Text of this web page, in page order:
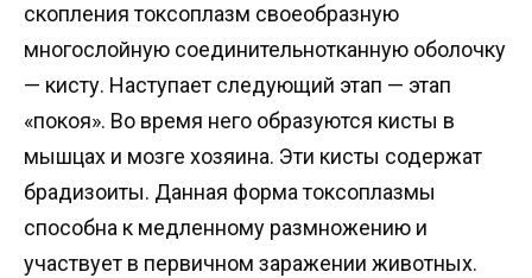
скопления токсоплазм своеобразную
многослойную соединительнотканную оболочку
— кисту. Наступает следующий этап — этап
«покоя». Во время него образуются кисты в
мышцах и мозге хозяина. Эти кисты содержат
брадизоиты. Данная форма токсоплазмы
способна к медленному размножению и
участвует в первичном заражении животных.